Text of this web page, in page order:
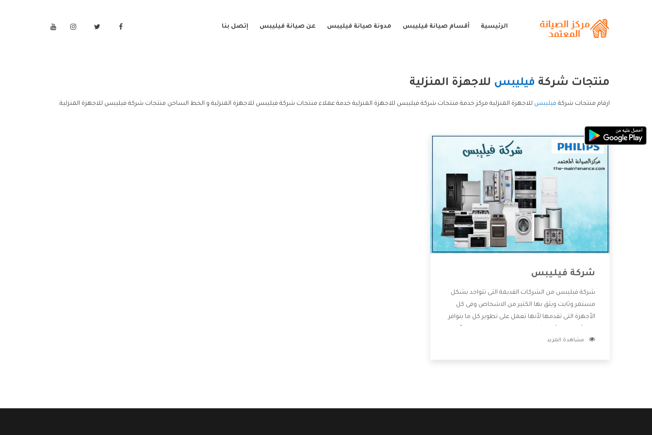
الرئيسية أقسام صيانة فيليبس مدونة صيانة فيليبس عن صيانة فيليبس إتصل بنا
منتجات شركة فيليبس للاجهزة المنزلية
ارقام منتجات شركة فيليبس للاجهزة المنزلية مركز خدمة منتجات شركة فيليبس للاجهزة المنزلية خدمة عملاء منتجات شركة فيليبس للاجهزة المنزلية و الخط الساخن منتجات شركة فيليبس للاجهزة المنزلية.
شركة فيليبس
شركة فيليبس من الشركات القديمة التى تتواجد بشكل
مستمر وثابت ويثق بها الكثير من الاشخاص وفى كل
الأجهزة التى تقدمها لأنها تعمل على تطوير كل ما يتوافر
خدمات ما بعد البيع مع المنتجات وتقدم للعملاء أقوى
مشاهدة المزيد